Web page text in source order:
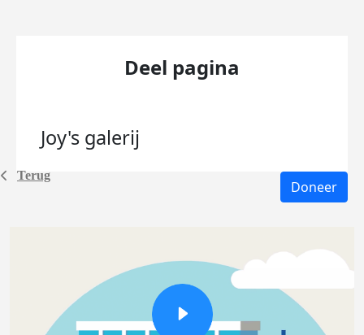
Terug
Deel pagina
Joy's galerij
Doneer